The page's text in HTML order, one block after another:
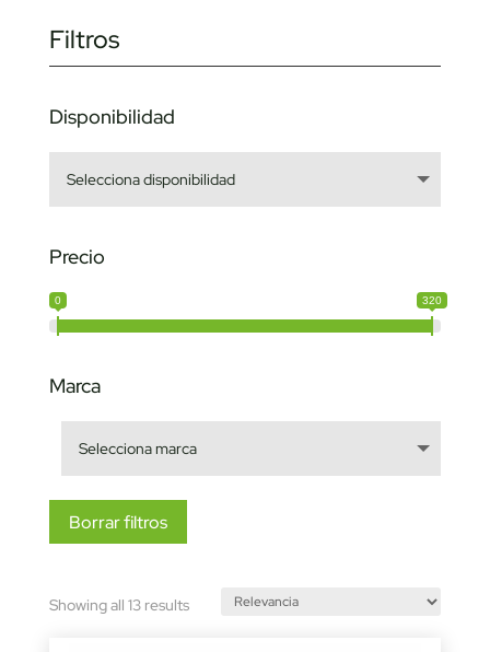
Filtros
Disponibilidad
Precio
0 320
Marca
Borrar filtros
Showing all 13 resultsSorted